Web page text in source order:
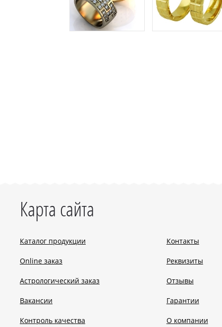
Карта сайта
Каталог продукции
Online заказ
Астрологический заказ
Вакансии
Контроль качества
Контакты
Реквизиты
Отзывы
Гарантии
О компании